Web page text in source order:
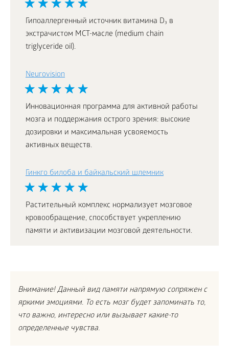
Гипоаллергенный источник витамина D₃ в
экстрачистом МСТ-масле (medium chain
triglyceride oil).
Neurovision
Инновационная программа для активной работы
мозга и поддержания острого зрения: высокие
дозировки и максимальная усвояемость
активных веществ.
Гинкго билоба и байкальский шлемник
Растительный комплекс нормализует мозговое
кровообращение, способствует укреплению
памяти и активизации мозговой деятельности.
Внимание! Данный вид памяти напрямую сопряжен с
яркими эмоциями. То есть мозг будет запоминать то,
что важно, интересно или вызывает какие-то
определенные чувства.